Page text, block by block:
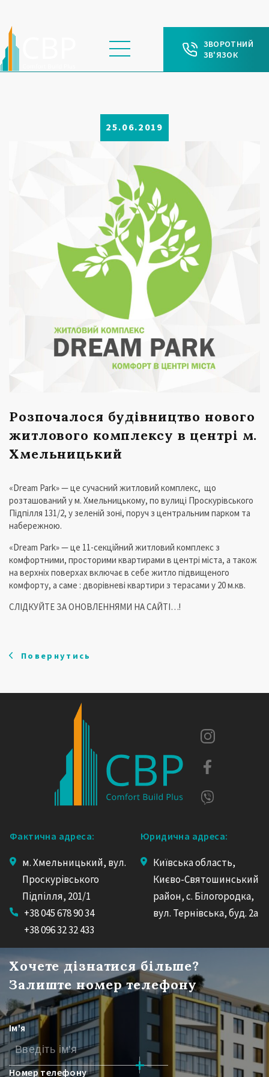
ЗВОРОТНИЙ
ЗВ'ЯЗОК
25.06.2019
Розпочалося будівництво нового
житлового комплексу в центрі м.
Хмельницький
«Dream Park» — це сучасний житловий комплекс, що
розташований у м. Хмельницькому, по вулиці Проскурівського
Підпілля 131/2, у зеленій зоні, поруч з центральним парком та
набережною.
«Dream Park» — це 11-секційний житловий комплекс з
комфортними, просторими квартирами в центрі міста, а також
на верхніх поверхах включає в себе житло підвищеного
комфорту, а саме : дворівневі квартири з терасами у 20 м.кв.
СЛІДКУЙТЕ ЗА ОНОВЛЕННЯМИ НА САЙТІ…!
Повернутись
Фактична адреса:
м. Хмельницький, вул.
Проскурівського
Підпілля, 201/1
+38 045 678 90 34
+38 096 32 32 433
Юридична адреса:
Київська область,
Києво-Святошинський
район, с. Білогородка,
вул. Тернівська, буд. 2а
Хочете дізнатися більше?
Залиште номер телефону
Ім'я
Номер телефону